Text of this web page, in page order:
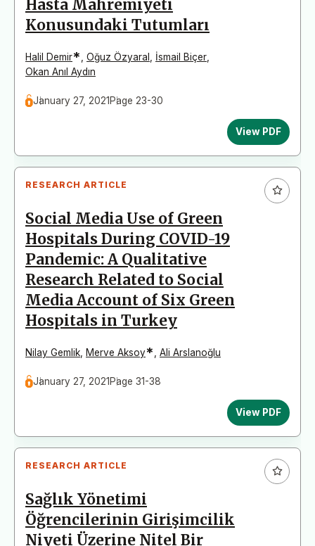
Hasta Mahremiyeti
Konusundaki Tutumları
Halil Demir* Oğuz Özyaral İsmail Biçer
Okan Anıl Aydın
January 27, 2021 Page 23-30
View PDF
RESEARCH ARTICLE
Social Media Use of Green
Hospitals During COVID-19
Pandemic: A Qualitative
Research Related to Social
Media Account of Six Green
Hospitals in Turkey
Nilay Gemlik Merve Aksoy* Ali Arslanoğlu
January 27, 2021 Page 31-38
View PDF
RESEARCH ARTICLE
Sağlık Yönetimi
Öğrencilerinin Girişimcilik
Niyeti Üzerine Nitel Bir